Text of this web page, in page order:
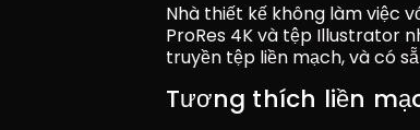
Nhà thiết kế không làm việc
ProRes 4K và tệp Illustrator
truyền tệp liền mạch, và có
Tương thích liền